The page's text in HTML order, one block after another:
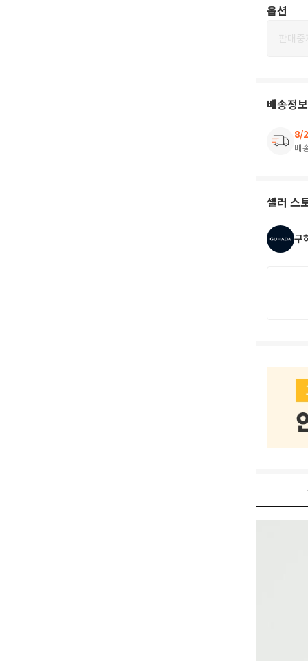
옵션
판매중
배송정보
8/
배
셀러 스
구